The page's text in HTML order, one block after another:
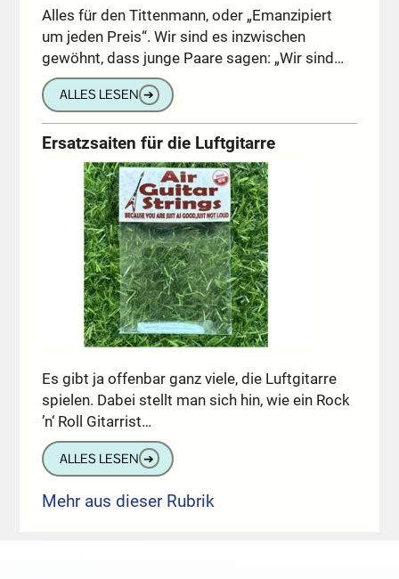
Alles für den Tittenmann, oder „Emanzipiert
um jeden Preis“. Wir sind es inzwischen
gewöhnt, dass junge Paare sagen: „Wir sind…
ALLES LESEN ➔
Ersatzsaiten für die Luftgitarre
Es gibt ja offenbar ganz viele, die Luftgitarre
spielen. Dabei stellt man sich hin, wie ein Rock
’n‘ Roll Gitarrist…
ALLES LESEN ➔
Mehr aus dieser Rubrik